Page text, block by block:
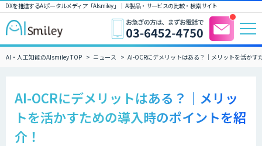
DXを推進するAIポータルメディア「AIsmiley」｜ AI製品・サービスの比較・検索サイト
AI・人工知能のAIsmiley TOP ニュース AI-OCRにデメリットはある？｜メリットを活かす
AI-OCRにデメリットはある？｜メリッ
トを活かすための導入時のポイントを紹
介！